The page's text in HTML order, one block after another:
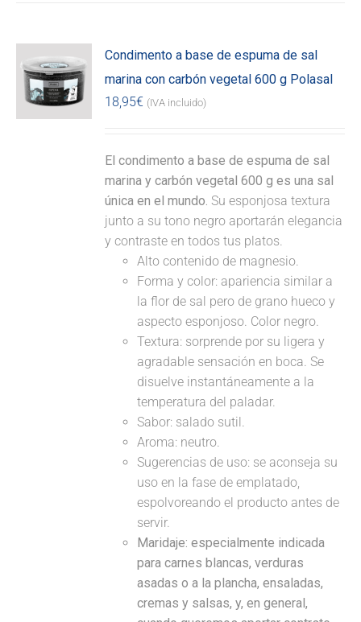
Condimento a base de espuma de sal
marina con carbón vegetal 600 g Polasal
18,95€ (IVA incluido)
El condimento a base de espuma de sal
marina y carbón vegetal 600 g es una sal
única en el mundo. Su esponjosa textura
junto a su tono negro aportarán elegancia
y contraste en todos tus platos.
Alto contenido de magnesio.
Forma y color: apariencia similar a
la flor de sal pero de grano hueco y
aspecto esponjoso. Color negro.
Textura: sorprende por su ligera y
agradable sensación en boca. Se
disuelve instantáneamente a la
temperatura del paladar.
Sabor: salado sutil.
Aroma: neutro.
Sugerencias de uso: se aconseja su
uso en la fase de emplatado,
espolvoreando el producto antes de
servir.
Maridaje: especialmente indicada
para carnes blancas, verduras
asadas o a la plancha, ensaladas,
cremas y salsas, y, en general,